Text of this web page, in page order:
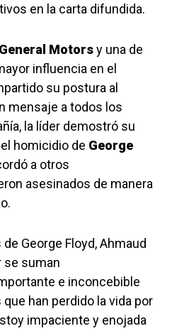
en la carta difundida.
General Motorsy una de
influencia en el
su postura al
mensaje a todos los
la líder demostró su
homicidio de George
a otros
asesinados de manera
George Floyd, Ahmaud
se suman
e inconcebible
han perdido la vida por
impaciente y enojada